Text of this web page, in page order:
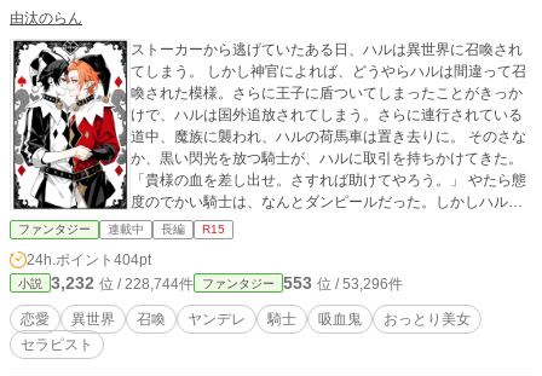
由汰のらん
ストーカーから逃げていたある日、ハルは異世界に召喚され
てしまう。 しかし神官によれば、どうやらハルは間違って召
喚された模様。さらに王子に盾ついてしまったことがきっか
けで、ハルは国外追放されてしまう。さらに連行されている
道中、魔族に襲われ、ハルの荷馬車は置き去りに。 そのさな
か、黒い閃光を放つ騎士が、ハルに取引を持ちかけてきた。
「貴様の血を差し出せ。さすれば助けてやろう。」 やたら態
度のでかい騎士は、なんとダンピールだった。しかしハルの
血が特殊だと知ったダンピールはハルを連れ帰って？ いっそ
美味しい『血』（治癒）と『体液』（バフ）と『癒し』を与
えるダンピール騎士団のセラピストを目指します！
ファンタジー 連載中 長編 R15
24h.ポイント 404pt
小説 3,232 位 / 228,744件 ファンタジー 553 位 / 53,296件
恋愛 異世界 召喚 ヤンデレ 騎士 吸血鬼
おっとり美女
セラピスト